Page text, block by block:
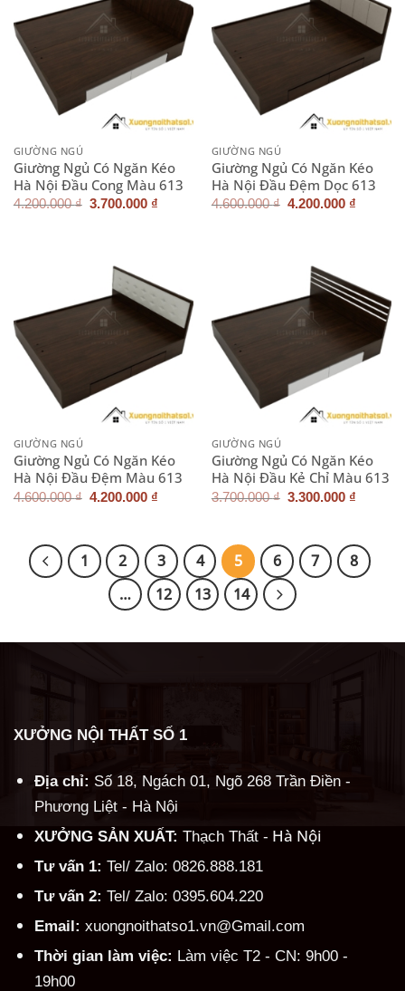
GIƯỜNG NGỦ
Giường Ngủ Có Ngăn Kéo
Hà Nội Đầu Cong Màu 613
4.200.000₫ Giá
3.700.000 ₫
GIƯỜNG NGỦ
Giường Ngủ Có Ngăn Kéo
Hà Nội Đầu Đệm Dọc 613
4.600.000₫ Giá
4.200.000 ₫
GIƯỜNG NGỦ
Giường Ngủ Có Ngăn Kéo
Hà Nội Đầu Đệm Màu 613
4.600.000₫ Giá
4.200.000 ₫
4.200.000 ₫.
GIƯỜNG NGỦ
Giường Ngủ Có Ngăn Kéo
Hà Nội Đầu Kẻ Chỉ Màu 613
3.700.000₫ Giá
3.300.000 ₫
1 2 3 4 5 6 7
8
…
12 13 14
XƯỞNG NỘI THẤT SỐ 1
Địa chỉ: Số 18, Ngách 01, Ngõ 268 Trần Điền -
Phương Liệt - Hà Nội
XƯỞNG SẢN XUẤT: Thạch Thất - Hà Nội
Tư vấn 1: Tel/ Zalo: 0826.888.181
Tư vấn 2: Tel/ Zalo: 0395.604.220
Email: xuongnoithatso1.vn@Gmail.com
Thời gian làm việc: Làm việc T2 - CN: 9h00 -
19h00